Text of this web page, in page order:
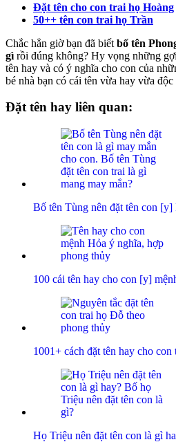
Đặt tên cho con trai họ Hoàng
50++ tên con trai họ Trần
Chắc hẳn giờ bạn đã biết bố tên
gì rồi đúng không? Hy vọng những
tên hay và có ý nghĩa cho con của
bé nhà bạn có cái tên vừa hay vừa
Đặt tên hay liên quan:
Bố tên Tùng nên đặt tên con
100 cái tên hay cho con [y]
1001+ cách đặt tên hay cho
Họ Triệu nên đặt tên con là gì